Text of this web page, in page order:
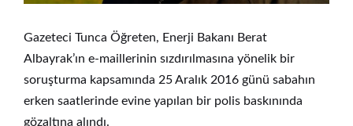
Gazeteci Tunca Öğreten, Enerji Bakanı Berat
Albayrak’ın e-maillerinin sızdırılmasına yönelik bir
soruşturma kapsamında 25 Aralık 2016 günü sabahın
erken saatlerinde evine yapılan bir polis baskınında
gözaltına alındı.